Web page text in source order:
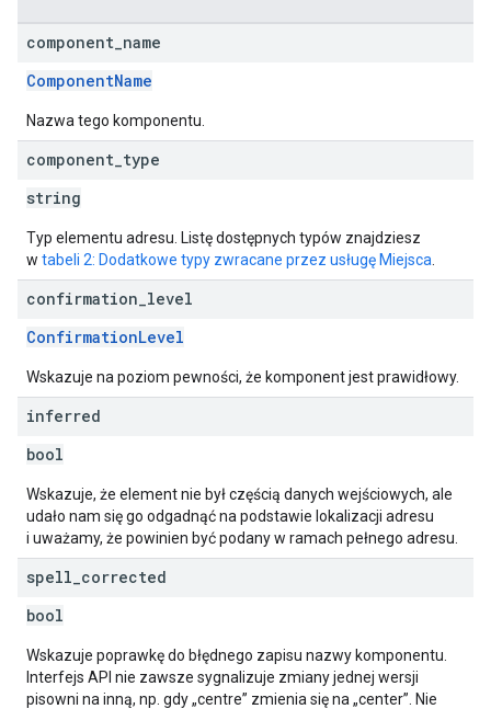
component name
ComponentName
Nazwa tego komponentu.
component type
string
Typ elementu adresu. Listę dostępnych typów znajdziesz
w tabeli 2: Dodatkowe typy zwracane przez usługę Miejsca
confirmation level
ConfirmationLevel
Wskazuje na poziom pewności, że komponent jest prawidłowy.
inferred
bool
Wskazuje, że element nie był częścią danych wejściowych, ale
udało nam się go odgadnąć na podstawie lokalizacji adresu
i uważamy, że powinien być podany w ramach pełnego adresu.
spell corrected
bool
Wskazuje poprawkę do błędnego zapisu nazwy komponentu.
Interfejs API nie zawsze sygnalizuje zmiany jednej wersji
pisowni na inną, np. gdy „centre” zmienia się na „center”. Nie